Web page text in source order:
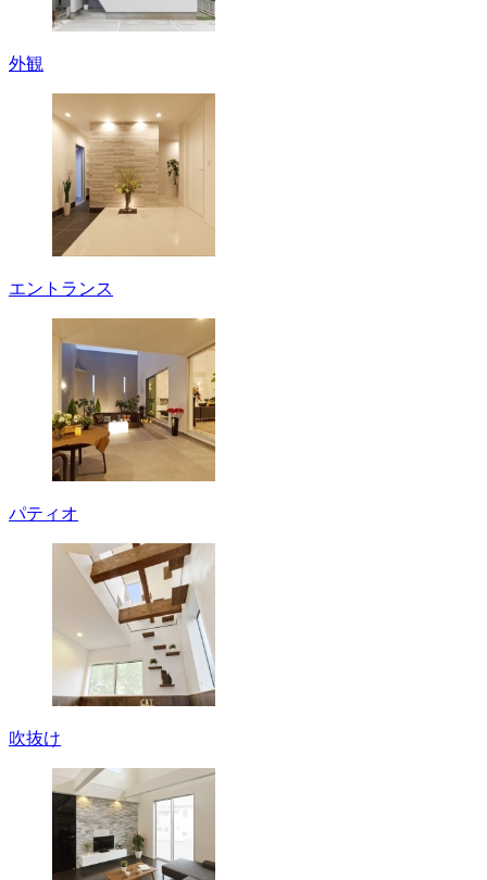
外観
エントランス
パティオ
吹抜け